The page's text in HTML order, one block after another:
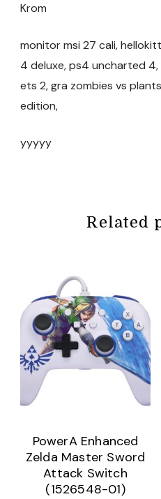
Krom
monitor msi 27 cali,
4 deluxe, ps4 uncharted 4,
ets 2, gra zombies vs
edition,
yyyyy
Related
PowerA Enhanced
Zelda Master Sword
Attack Switch
(1526548-01)